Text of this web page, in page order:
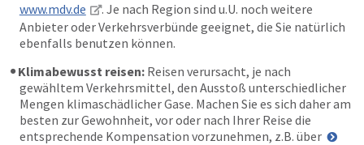
www.mdv.de
. Je nach Region sind u.U. noch weitere
Anbieter oder Verkehrsverbünde geeignet, die Sie natürlich
ebenfalls benutzen können.
Klimabewusst reisen: Reisen verursacht, je nach
gewähltem Verkehrsmittel, den Ausstoß unterschiedlicher
Mengen klimaschädlicher Gase. Machen Sie es sich daher am
besten zur Gewohnheit, vor oder nach Ihrer Reise die
entsprechende Kompensation vorzunehmen, z.B. über